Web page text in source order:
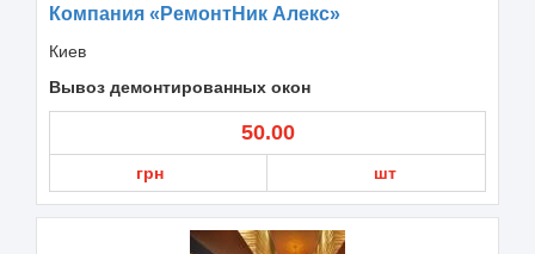
Компания «РемонтНик Алекс»
Киев
Вывоз демонтированных окон
50.00
грн шт